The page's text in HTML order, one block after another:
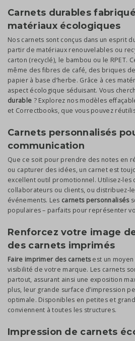
Carnets durables
matériaux écologiques
Nos carnets sont conçus dans un esprit
partir de matériaux renouvelables ou
carton (recyclé), le bambou ou le RPET.
même des fibres de café, des briques
papier à base d’herbe. Grâce à ces
aspect écologique séduisant. Vous
durable ? Explorez nos modèles
et Correctbooks, que vous pouvez
Carnets personnalisés
communication
Que ce soit pour prendre des notes en
ou capturer des idées, un carnet est
excellent outil promotionnel. Utilisez-les
collaborateurs ou clients, ou distribuez-
événements. Les carnets personnalisés
populaires – parfaits pour représenter
Renforcez votre image
des carnets imprimés
Faire imprimer des carnetsest un
visibilité de votre marque. Les carnets
partout, assurant ainsi une exposition
plus, leur grande surface d’impression
optimale. Disponibles en petites et
conviennent à toutes les structures.
Impression de carnets